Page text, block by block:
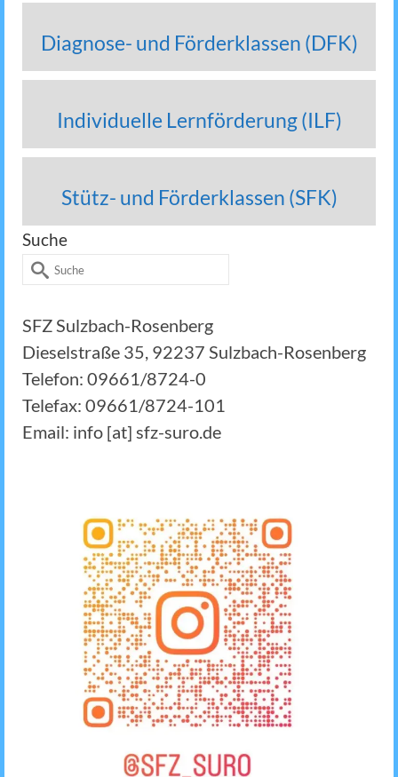
Diagnose- und Förderklassen (DFK)
Individuelle Lernförderung (ILF)
Stütz- und Förderklassen (SFK)
Suche
Suche
SFZ Sulzbach-Rosenberg
Dieselstraße 35, 92237 Sulzbach-Rosenberg
Telefon: 09661/8724-0
Telefax: 09661/8724-101
Email: info [at] sfz-suro.de